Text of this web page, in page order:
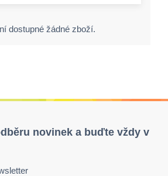
dostupné žádné zboží.
novinek a buďte vždy v